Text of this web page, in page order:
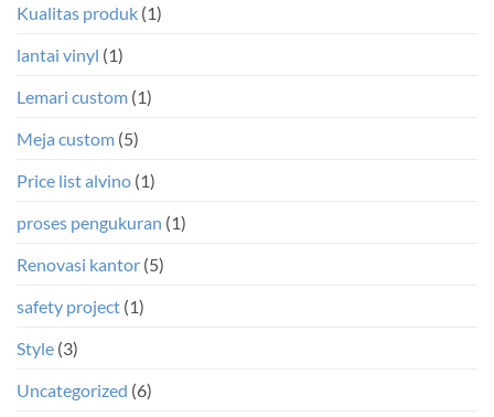
Kualitas produk (1)
lantai vinyl (1)
Lemari custom (1)
Meja custom (5)
Price list alvino (1)
proses pengukuran (1)
Renovasi kantor (5)
safety project (1)
Style (3)
Uncategorized (6)